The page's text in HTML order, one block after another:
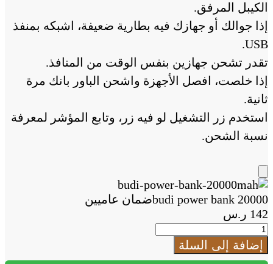
الكيبل المرفق.
إذا جوالك أو جهازك فيه بطارية ضعيفة، اشبكه بمنفذ
USB.
تقدر تشحن جهازين بنفس الوقت من المنافذ.
إذا خلصت، افصل الأجهزة واشحن الباور بانك مرة
ثانية.
استخدم زر التشغيل لو فيه زر، وتابع المؤشر لمعرفة
نسبة الشحن.
Add
to
Cart
budi power bank 20000ضمان عاميين
142 ر.س
كمية
budi
power
إضافة إلى السلة